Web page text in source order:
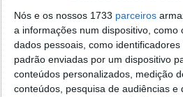
Nós e os nossos 1733 parceiros
a informações num dispositivo, como
dados pessoais, como
padrão enviadas por um dispositivo
conteúdos personalizados, medição
conteúdos, pesquisa de audiências e